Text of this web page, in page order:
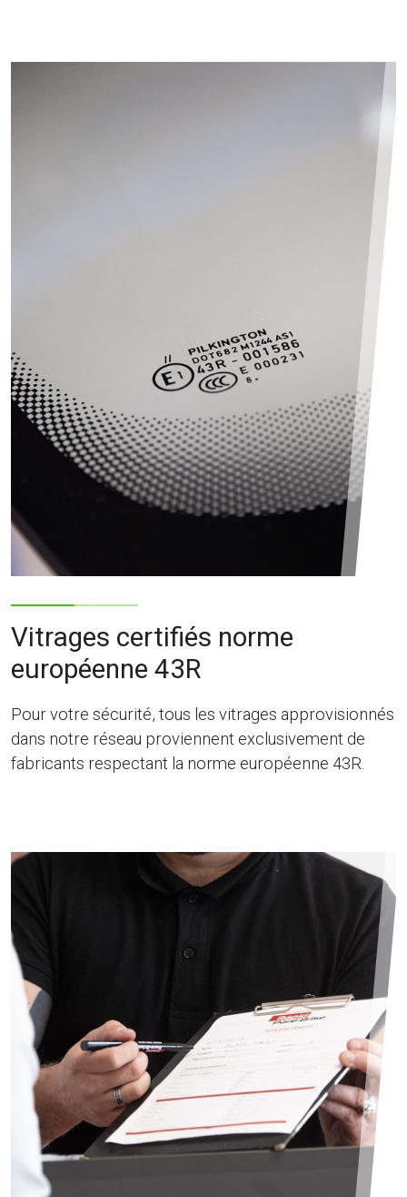
Vitrages certifiés norme
européenne 43R
Pour votre sécurité, tous les vitrages approvisionnés
dans notre réseau proviennent exclusivement de
fabricants respectant la norme européenne 43R.